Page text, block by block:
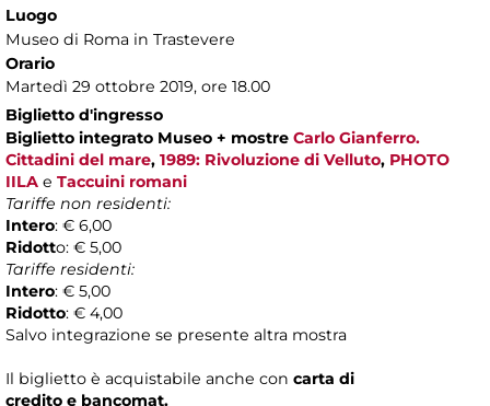
Luogo
Museo di Roma in Trastevere
Orario
Martedì 29 ottobre 2019, ore 18.00
Biglietto d'ingresso
Biglietto integrato Museo + mostre Carlo Gianferro.
Cittadini del mare, 1989: Rivoluzione di Velluto, PHOTO
IILA e Taccuini romani
Tariffe non residenti:
Intero: € 6,00
Ridotto: € 5,00
Tariffe residenti:
Intero: € 5,00
Ridotto: € 4,00
Salvo integrazione se presente altra mostra
Il biglietto è acquistabile anche con carta di
credito e bancomat.